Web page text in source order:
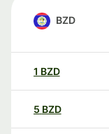
BZD
1 BZD
5 BZD